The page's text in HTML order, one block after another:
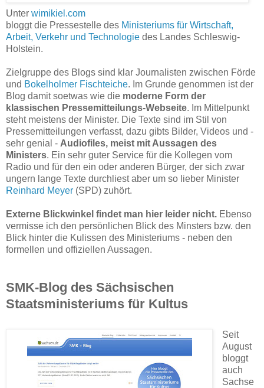
Unter wimikiel.com
bloggt die Pressestelle des Ministeriums für Wirtschaft,
Arbeit, Verkehr und Technologie des Landes Schleswig-
Holstein.
Zielgruppe des Blogs sind klar Journalisten zwischen Förde
und Bokelholmer Fischteiche. Im Grunde genommen ist der
Blog damit soetwas wie die moderne Form der
klassischen Pressemitteilungs-Webseite. Im Mittelpunkt
steht meistens der Minister. Die Texte sind im Stil von
Pressemitteilungen verfasst, dazu gibts Bilder, Videos und -
sehr genial - Audiofiles, meist mit Aussagen des
Ministers. Ein sehr guter Service für die Kollegen vom
Radio und für den ein oder anderen Bürger, der sich zwar
ungern lange Texte durchliest aber um so lieber Minister
Reinhard Meyer (SPD) zuhört.
Externe Blickwinkel findet man hier leider nicht. Ebenso
vermisse ich den persönlichen Blick des Minsters bzw. den
Blick hinter die Kulissen des Ministeriums - neben den
formellen und offiziellen Aussagen.
SMK-Blog des Sächsischen
Staatsministeriums für Kultus
Seit
August
bloggt
auch
Sachse